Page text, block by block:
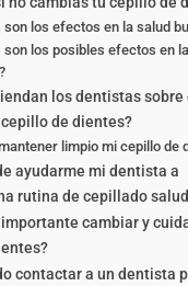
son los efectos en la salud
son los posibles efectos en
los dentistas sobre
de dientes?
limpio mi cepillo de
ayudarme mi dentista a
rutina de cepillado
cambiar y
contactar a un dentista